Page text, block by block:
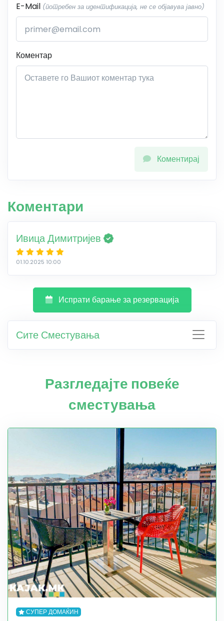
E-Mail (потребен за идентификација, не се објавува јавно)
Коментар
Коментирај
Коментари
Ивица Димитријев
01.10.2025 10:00
Испрати барање за резервација
Сите Сместувања
Разгледајте повеќе
сместувања
СУПЕР ДОМАЌИН